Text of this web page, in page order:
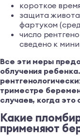
короткое
защита
фартуком
число
сведено к
Все эти меры
облучения
триместре
случаев, когда
Какие
применяют